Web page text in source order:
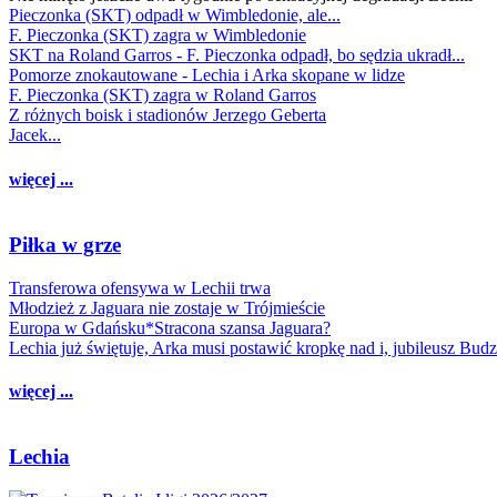
Pieczonka (SKT) odpadł w Wimbledonie, ale...
F. Pieczonka (SKT) zagra w Wimbledonie
SKT na Roland Garros - F. Pieczonka odpadł, bo sędzia ukradł...
Pomorze znokautowane - Lechia i Arka skopane w lidze
F. Pieczonka (SKT) zagra w Roland Garros
Z różnych boisk i stadionów Jerzego Geberta
Jacek...
więcej ...
Piłka w grze
Transferowa ofensywa w Lechii trwa
Młodzież z Jaguara nie zostaje w Trójmieście
Europa w Gdańsku*Stracona szansa Jaguara?
Lechia już świętuje, Arka musi postawić kropkę nad i, jubileusz
więcej ...
Lechia